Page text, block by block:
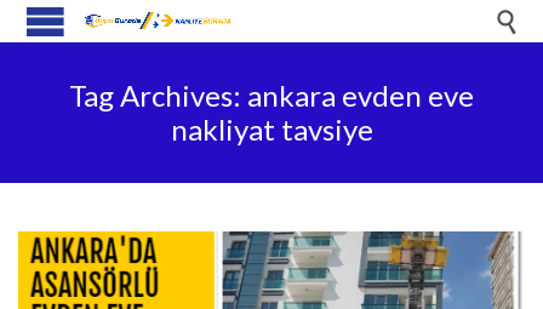

Tag Archives: ankara evden eve
nakliyat tavsiye